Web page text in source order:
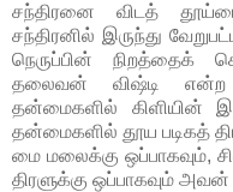
சந்திரனை விடத்
சந்திரனில் இருந்து
நெருப்பின் நிறத்தைக்
தலைவன் விஷ்டி என்ற
தன்மைகளில் கிளியின்
தன்மைகளில் தூய படிகத்
மை மலைக்கு ஒப்பாகவும்,
திரளுக்கு ஒப்பாகவும்